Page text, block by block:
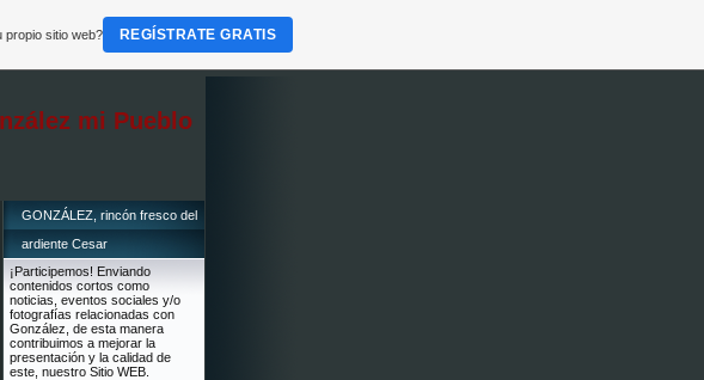
mi Pueblo
GONZÁLEZ, rincón fresco del
ardiente Cesar
¡Participemos! Enviando
contenidos cortos como
noticias, eventos sociales y/o
fotografías relacionadas con
González, de esta manera
contribuimos a mejorar la
presentación y la calidad de
este, nuestro Sitio WEB.
propio sitio web? REGÍSTRATE GRATIS